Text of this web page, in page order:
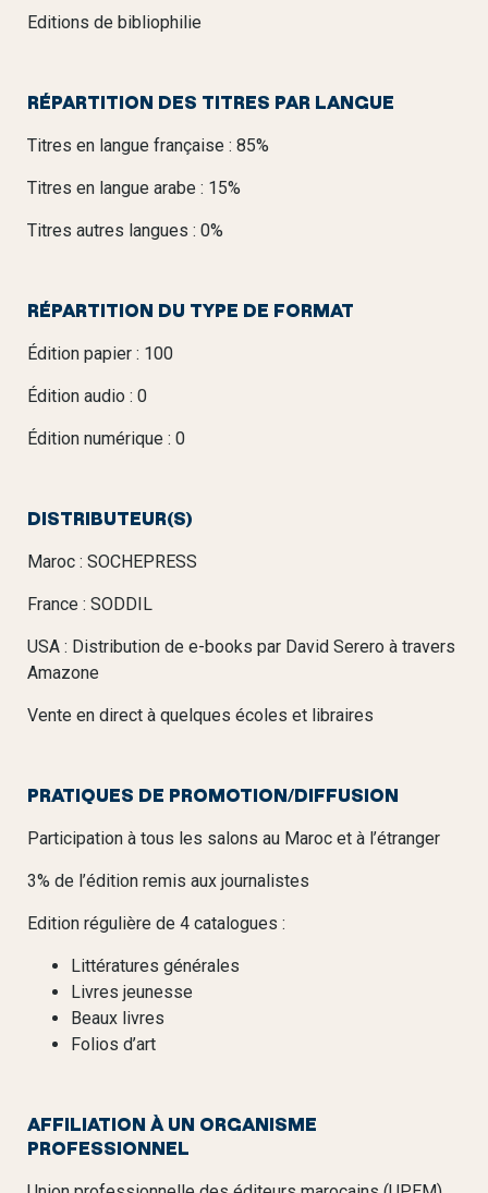
Editions de bibliophilie
RÉPARTITION DES TITRES PAR LANGUE
Titres en langue française : 85%
Titres en langue arabe : 15%
Titres autres langues : 0%
RÉPARTITION DU TYPE DE FORMAT
Édition papier : 100
Édition audio : 0
Édition numérique : 0
DISTRIBUTEUR(S)
Maroc : SOCHEPRESS
France : SODDIL
USA : Distribution de e-books par David Serero à travers
Amazone
Vente en direct à quelques écoles et libraires
PRATIQUES DE PROMOTION/DIFFUSION
Participation à tous les salons au Maroc et à l’étranger
3% de l’édition remis aux journalistes
Edition régulière de 4 catalogues :
Littératures générales
Livres jeunesse
Beaux livres
Folios d’art
AFFILIATION À UN ORGANISME
PROFESSIONNEL